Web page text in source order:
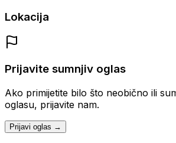
Lokacija
Prijavite sumnjiv oglas
Ako primijetite bilo što neobično ili
oglasu, prijavite nam.
Prijavi oglas →